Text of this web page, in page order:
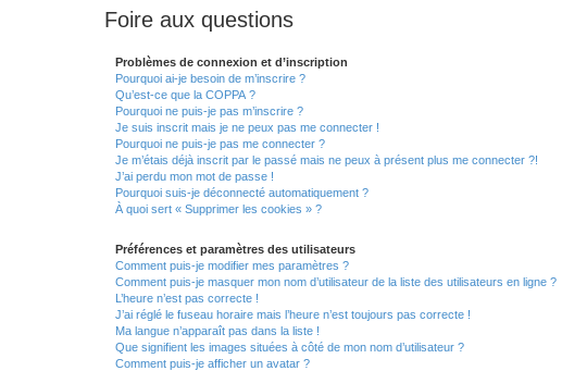
Foire aux questions
Problèmes de connexion et d’inscription
Pourquoi ai-je besoin de m’inscrire ?
Qu’est-ce que la COPPA ?
Pourquoi ne puis-je pas m’inscrire ?
Je suis inscrit mais je ne peux pas me connecter !
Pourquoi ne puis-je pas me connecter ?
Je m’étais déjà inscrit par le passé mais ne peux à présent plus me connecter ?!
J’ai perdu mon mot de passe !
Pourquoi suis-je déconnecté automatiquement ?
À quoi sert « Supprimer les cookies » ?
Préférences et paramètres des utilisateurs
Comment puis-je modifier mes paramètres ?
Comment puis-je masquer mon nom d’utilisateur de la liste des utilisateurs en ligne ?
L’heure n’est pas correcte !
J’ai réglé le fuseau horaire mais l’heure n’est toujours pas correcte !
Ma langue n’apparaît pas dans la liste !
Que signifient les images situées à côté de mon nom d’utilisateur ?
Comment puis-je afficher un avatar ?